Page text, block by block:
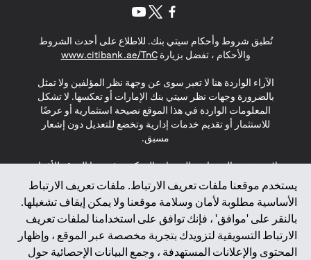
يستخدم موقعنا ملفات تعريف الارتباط. ملفات تعريف الارتباط
الأساسية مطلوبة لأمان وسلامة موقعنا ولا يمكن إيقاف تشغيلها.
بالنقر على 'موافق' ، فإنك توافق على استخدامنا لملفات تعريف
الارتباط التسويقية لتزويدك بتجربة مخصصة عبر الموقع ، وإظهار
المحتوى والإعلانات المستهدفة ، وجمع البيانات الإحصائية حول
تُطبق شروط وأحكام سيتي بنك. للاطلاع على أحدث الشروط
والأحكام ، تفضل بزيارةwww.citibank.ae/TnC
(opens in a new tab)
الآراء الواردة هنا لا تعبر سوى عن وجهة نظر المؤلفين ولا تمثل
بالضرورة وجهات نظر سيتي بنك الإمارات أو تعكسها. لا تشكل
المعلومات الواردة في هذا الموقع نصيحة استثمارية أو عرضًا
للاستثمار أو تقديم خدمات إدارية وتخضع للتعديل دون إشعار
مسبق.
لا يتم تقديم المنتجات والخدمات المذكورة في هذا الموقع للأفراد
المقيمين في الاتحاد الأوروبي أو المنطقة الاقتصادية الأوروبية أو
سويسرا أو غيرنسي أو جيرسي أو موناكو أو سان مارينو أو
الفاتيكان أو جزيرة مان أو المملكة المتحدة أو خصوصية البيانات
(لائحة حماية البيانات العامة \ قانون حماية البيانات الشخصية
العامة \ قانون خصوصية نيوزيلندا). المحتوى الموجود في هذه
الصفحة ليس ولا ينبغي تفسيره على أنه عرض أو دعوة أو دعوة